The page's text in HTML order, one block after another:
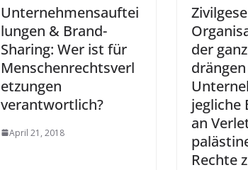
Unternehmensauftei
lungen & Brand-
Sharing: Wer ist für
Menschenrechtsverl
etzungen
verantwortlich?
April 21, 2018
der
jegliche
an
Rechte